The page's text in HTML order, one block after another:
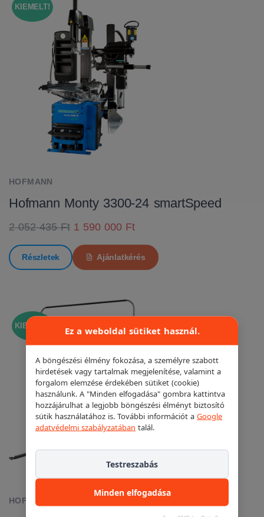
KIEMELT!
HOFMANN
Hofmann Monty 3300-24 smartSpeed
2 052 435 Ft 1 590 000 Ft
Részletek Ajánlatkérés
KIEMELT!
HOFMANN
Ez a weboldal sütiket használ.
A böngészési élmény fokozása, a személyre szabott
hirdetések vagy tartalmak megjelenítése, valamint a
forgalom elemzése érdekében sütiket (cookie)
használunk. A "Minden elfogadása" gombra kattintva
hozzájárulhat a legjobb böngészési élményt biztosító
sütik használatához is. További információt a Google
adatvédelmi szabályzatában talál.
Minden elfogadása
Testreszabás